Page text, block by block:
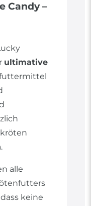
Candy –
ultimative
.
alle
dass keine